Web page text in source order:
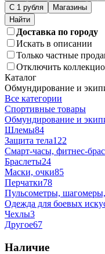
С 1 рубля
Магазины
Доставка по городу
Искать в описании
Только частные
Отключить
Каталог
Обмундирование и
Все категории
Спортивные товары
Обмундирование и
Шлемы84
Защита тела122
Смарт-часы, фитнес-
Браслеты24
Маски, очки85
Перчатки78
Пульсометры,
Одежда для боевых
Чехлы3
Другое67
Наличие